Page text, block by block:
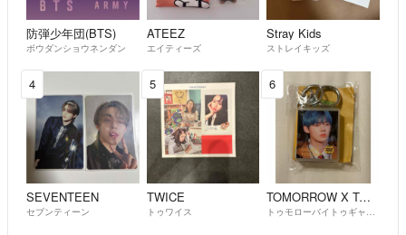
防弾少年団(BTS)
ボウダンショウネンダン
ATEEZ
エイティーズ
Stray Kids
ストレイキッズ
4
SEVENTEEN
セブンティーン
5
TWICE
トゥワイス
6
TOMORROW X TOGETHER
トゥモローバイトゥギャザー